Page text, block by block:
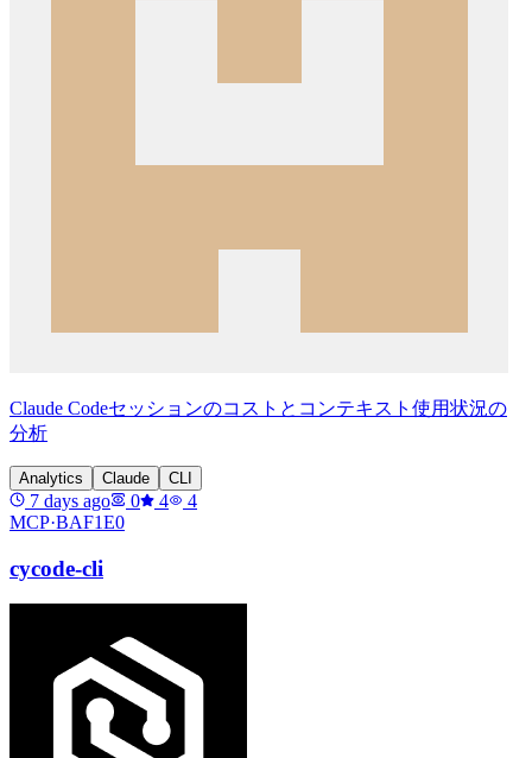
Claude Codeセッションのコストとコンテキスト使用状況の
分析
Analytics Claude CLI
7 days ago 0 4
4
MCP·BAF1E0
cycode-cli